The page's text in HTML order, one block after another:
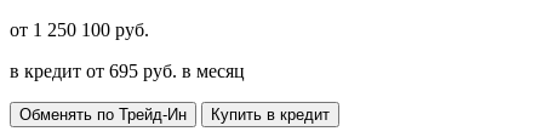
от 1 250 100 руб.
в кредит от 695 руб. в месяц
Обменять по Трейд-Ин Купить в кредит